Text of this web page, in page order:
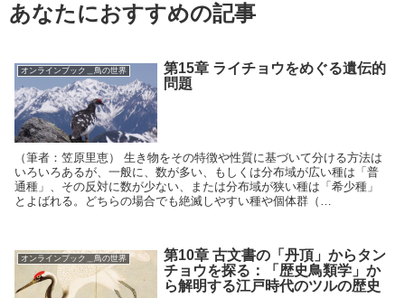
あなたにおすすめの記事
オンラインブック＿鳥の世界
第15章 ライチョウをめぐる遺伝的
問題
（筆者：笠原里恵） 生き物をその特徴や性質に基づいて分ける方法は
いろいろあるが、一般に、数が多い、もしくは分布域が広い種は「普
通種」、その反対に数が少ない、または分布域が狭い種は「希少種」
とよばれる。どちらの場合でも絶滅しやすい種や個体群（…
オンラインブック＿鳥の世界
第10章 古文書の「丹頂」からタン
チョウを探る：「歴史鳥類学」か
ら解明する江戸時代のツルの歴史